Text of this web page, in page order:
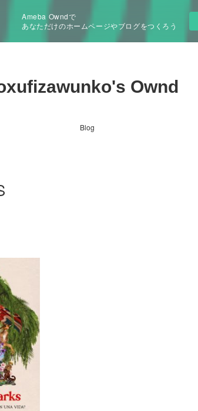
Ameba Owndで
あなただけのホームページやブログをつくろう
Ownd
Blog